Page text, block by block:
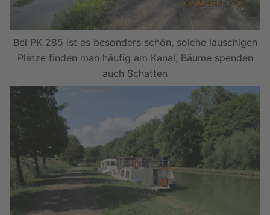
Bei PK 285 ist es besonders schön, solche lauschigen
Plätze finden man häufig am Kanal, Bäume spenden
auch Schatten